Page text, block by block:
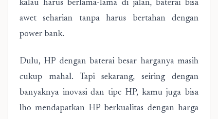
kalau harus berlama-lama di jalan, baterai bisa
awet seharian tanpa harus bertahan dengan
power bank.
Dulu, HP dengan baterai besar harganya masih
cukup mahal. Tapi sekarang, seiring dengan
banyaknya inovasi dan tipe HP, kamu juga bisa
lho mendapatkan HP berkualitas dengan harga